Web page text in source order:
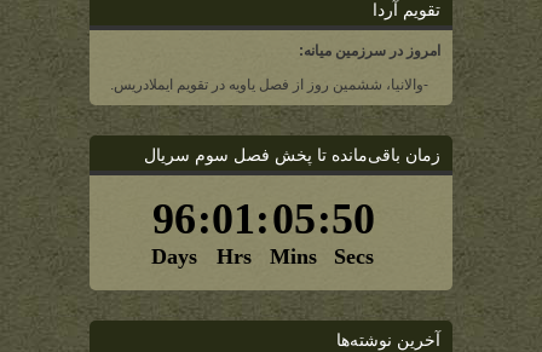
تقویم آردا
امروز در سرزمین میانه:
-والانیا، ششمین روز از فصل یاویه در تقویم ایملادریس.
زمان باقی‌مانده تا پخش فصل سوم سریال
آخرین نوشته‌ها